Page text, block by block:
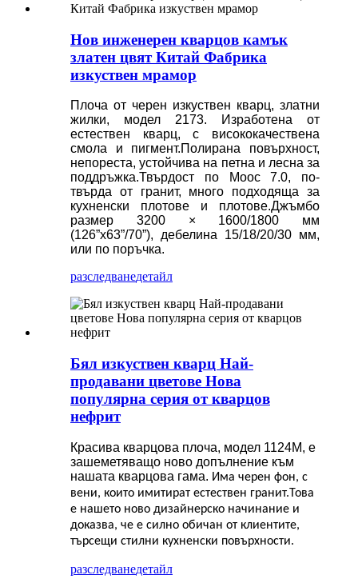
Нов инженерен кварцов камък
златен цвят Китай Фабрика
изкуствен мрамор
Плоча от черен изкуствен кварц, златни
жилки, модел 2173. Изработена от
естествен кварц, с висококачествена
смола и пигмент.Полирана повърхност,
непореста, устойчива на петна и лесна за
поддръжка.Твърдост по Моос 7.0, по-
твърда от гранит, много подходяща за
кухненски плотове и плотове.Джъмбо
размер 3200 × 1600/1800 мм
(126”x63”/70”), дебелина 15/18/20/30 мм,
или по поръчка.
разследванедетайл
Бял изкуствен кварц Най-
продавани цветове Нова
популярна серия от кварцов
нефрит
Красива кварцова плоча, модел 1124M, е
зашеметяващо ново допълнение към
нашата кварцова гама. Има черен фон, с
вени, които имитират естествен гранит.Това
е нашето ново дизайнерско начинание и
доказва, че е силно обичан от клиентите,
търсещи стилни кухненски повърхности.
разследванедетайл